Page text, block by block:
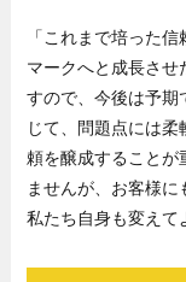
「これまで培った
マークへと成長さ
すので、今後は予期
じて、問題点には
頼を醸成することが
ませんが、お客様に
私たち自身も変えて